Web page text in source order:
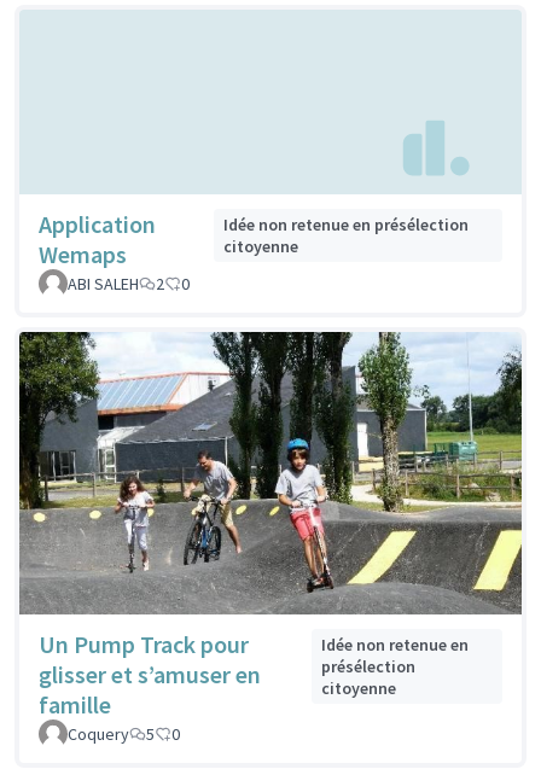
Application
Wemaps
Idée non retenue en présélection
citoyenne
ABI SALEH
2 0
Un Pump Track pour
glisser et s’amuser en
famille
Idée non retenue en
présélection
citoyenne
Coquery 5 0